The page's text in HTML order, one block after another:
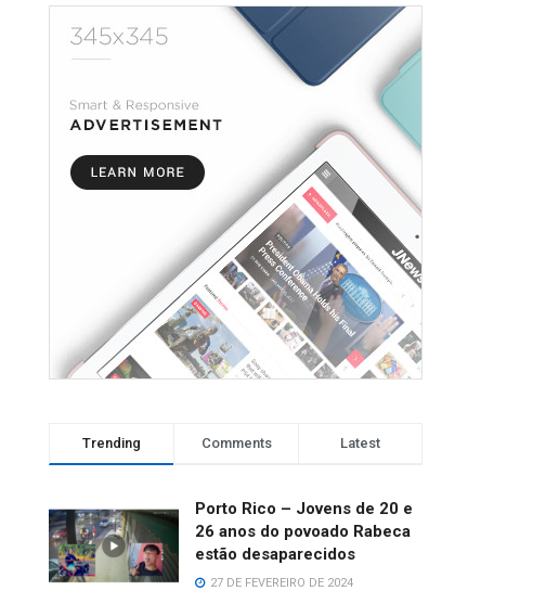
Trending Comments Latest
Porto Rico – Jovens de 20 e
26 anos do povoado Rabeca
estão desaparecidos
27 DE FEVEREIRO DE 2024